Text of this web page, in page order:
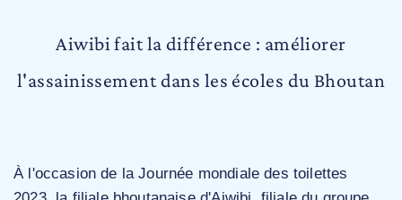
Aiwibi fait la différence : améliorer
l'assainissement dans les écoles du Bhoutan
À l'occasion de la Journée mondiale des toilettes